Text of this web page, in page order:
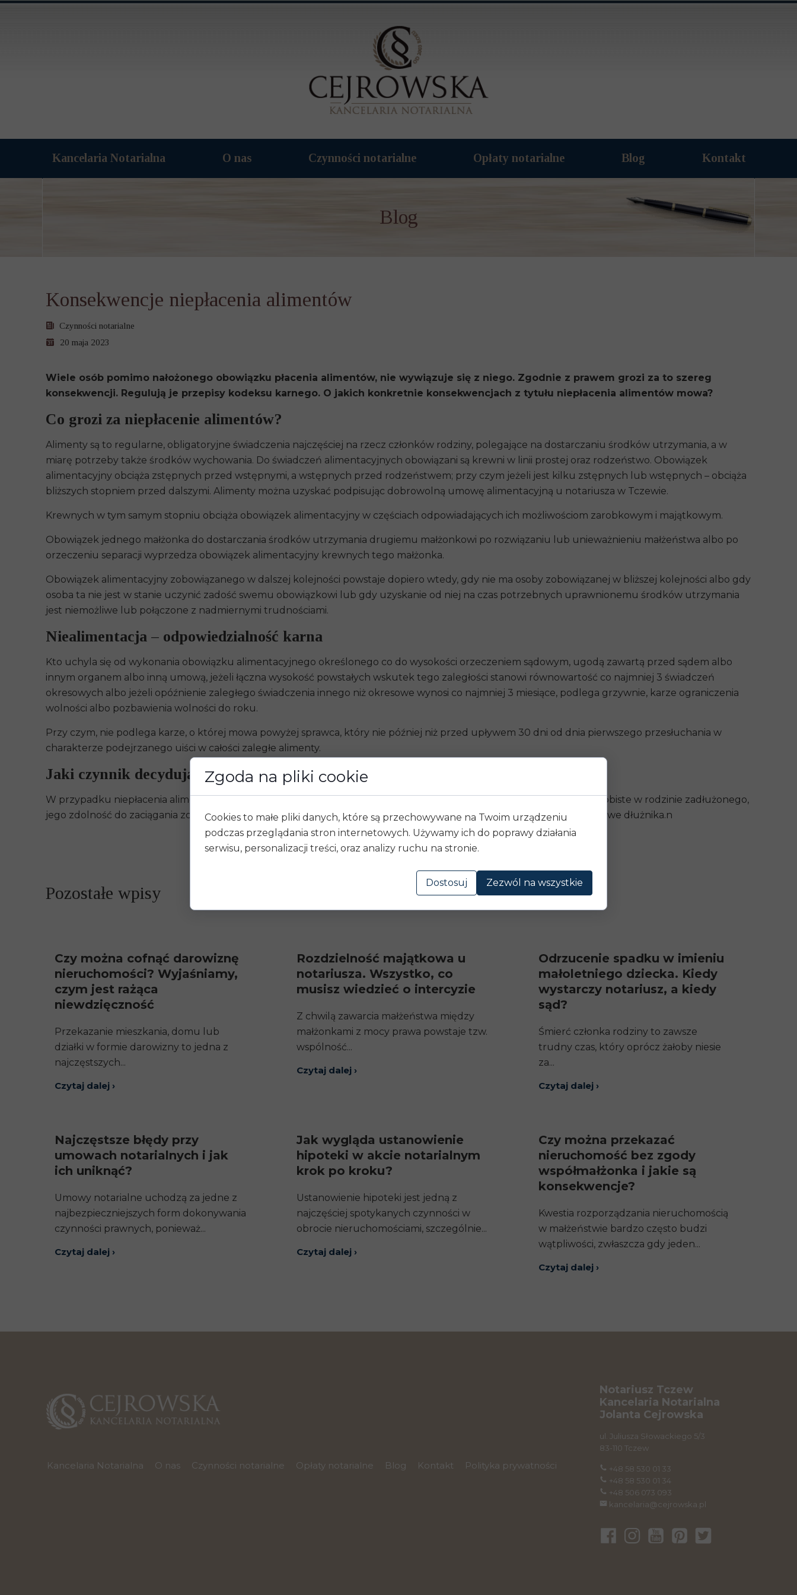
Blog
Notariusz Tczew
Kancelaria Notarialna
Jolanta Cejrowska
ul. Juliusza Słowackiego 5/3
83-110 Tczew
+48 58 530 01 33
+48 58 530 01 34
+48 506 073 093
kancelaria@cejrowska.pl
Kancelaria Notarialna O nas Czynności notarialne Opłaty notarialne Blog Kontakt Polityka prywatności
Kancelaria Notarialna O nas Czynności notarialne Opłaty notarialne Blog Kontakt
20 maja 2023
Czynności notarialne
Konsekwencje niepłacenia alimentów
Czy można cofnąć darowiznę
nieruchomości? Wyjaśniamy,
czym jest rażąca
niewdzięczność
Przekazanie mieszkania, domu lub
działki w formie darowizny to jedna z
najczęstszych...
Czytaj dalej ›
Rozdzielność majątkowa u
notariusza. Wszystko, co
musisz wiedzieć o intercyzie
Z chwilą zawarcia małżeństwa między
małżonkami z mocy prawa powstaje tzw.
wspólność...
Czytaj dalej ›
Odrzucenie spadku w imieniu
małoletniego dziecka. Kiedy
wystarczy notariusz, a kiedy
sąd?
Śmierć członka rodziny to zawsze
trudny czas, który oprócz żałoby niesie
za...
Czytaj dalej ›
Najczęstsze błędy przy
umowach notarialnych i jak
ich uniknąć?
Umowy notarialne uchodzą za jedne z
najbezpieczniejszych form dokonywania
czynności prawnych, ponieważ...
Czytaj dalej ›
Jak wygląda ustanowienie
hipoteki w akcie notarialnym
krok po kroku?
Ustanowienie hipoteki jest jedną z
najczęściej spotykanych czynności w
obrocie nieruchomościami, szczególnie...
Czytaj dalej ›
Czy można przekazać
nieruchomość bez zgody
współmałżonka i jakie są
konsekwencje?
Kwestia rozporządzania nieruchomością
w małżeństwie bardzo często budzi
wątpliwości, zwłaszcza gdy jeden...
Czytaj dalej ›
Pozostałe wpisy
Wiele osób pomimo nałożonego obowiązku płacenia alimentów, nie wywiązuje się z niego. Zgodnie z prawem grozi za to szereg
konsekwencji. Regulują je przepisy kodeksu karnego. O jakich konkretnie konsekwencjach z tytułu niepłacenia alimentów mowa?
Co grozi za niepłacenie alimentów?
Alimenty są to regularne, obligatoryjne świadczenia najczęściej na rzecz członków rodziny, polegające na dostarczaniu środków utrzymania, a w
miarę potrzeby także środków wychowania. Do świadczeń alimentacyjnych obowiązani są krewni w linii prostej oraz rodzeństwo. Obowiązek
alimentacyjny obciąża zstępnych przed wstępnymi, a wstępnych przed rodzeństwem; przy czym jeżeli jest kilku zstępnych lub wstępnych – obciąża
bliższych stopniem przed dalszymi. Alimenty można uzyskać podpisując dobrowolną umowę alimentacyjną u notariusza w Tczewie.
Krewnych w tym samym stopniu obciąża obowiązek alimentacyjny w częściach odpowiadających ich możliwościom zarobkowym i majątkowym.
Obowiązek jednego małżonka do dostarczania środków utrzymania drugiemu małżonkowi po rozwiązaniu lub unieważnieniu małżeństwa albo po
orzeczeniu separacji wyprzedza obowiązek alimentacyjny krewnych tego małżonka.
Obowiązek alimentacyjny zobowiązanego w dalszej kolejności powstaje dopiero wtedy, gdy nie ma osoby zobowiązanej w bliższej kolejności albo gdy
osoba ta nie jest w stanie uczynić zadość swemu obowiązkowi lub gdy uzyskanie od niej na czas potrzebnych uprawnionemu środków utrzymania
jest niemożliwe lub połączone z nadmiernymi trudnościami.
Niealimentacja – odpowiedzialność karna
Kto uchyla się od wykonania obowiązku alimentacyjnego określonego co do wysokości orzeczeniem sądowym, ugodą zawartą przed sądem albo
innym organem albo inną umową, jeżeli łączna wysokość powstałych wskutek tego zaległości stanowi równowartość co najmniej 3 świadczeń
okresowych albo jeżeli opóźnienie zaległego świadczenia innego niż okresowe wynosi co najmniej 3 miesiące, podlega grzywnie, karze ograniczenia
wolności albo pozbawienia wolności do roku.
Przy czym, nie podlega karze, o której mowa powyżej sprawca, który nie później niż przed upływem 30 dni od dnia pierwszego przesłuchania w
charakterze podejrzanego uiści w całości zaległe alimenty.
Jaki czynnik decydujące o tym, jak dużą karę poniesie sprawca
W przypadku niepłacenia alimentów przede wszystkim bierze się pod uwagę sytuację materialną sprawcy, stosunki osobiste w rodzinie zadłużonego,
jego zdolność do zaciągania zobowiązań (a także to, czy ma jakieś kredyty i inne zobowiązania) oraz możliwości zarobkowe dłużnika.n
Zgoda na pliki cookie
Cookies to małe pliki danych, które są przechowywane na Twoim urządzeniu
podczas przeglądania stron internetowych. Używamy ich do poprawy działania
serwisu, personalizacji treści, oraz analizy ruchu na stronie.
Dostosuj Zezwól na wszystkie